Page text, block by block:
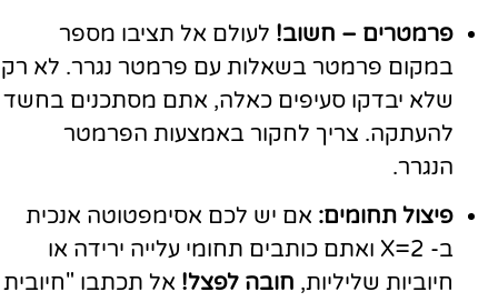
פרמטרים – חשוב! לעולם אל תציבו מספר
במקום פרמטר בשאלות עם פרמטר נגרר. לא רק
שלא יבדקו סעיפים כאלה, אתם מסתכנים בחשד
להעתקה. צריך לחקור באמצעות הפרמטר
הנגרר.
פיצול תחומים: אם יש לכם אסימפטוטה אנכית
ב- 2=X ואתם כותבים תחומי עלייה ירידה או
חיוביות שליליות, חובה לפצל! אל תכתבו "חיובית